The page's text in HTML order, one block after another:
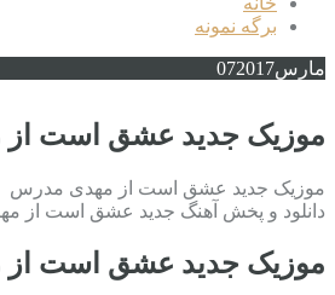
برگه نمونه
مارس 072017
موزیک جدید عشق است
موزیک جدید عشق است از مهدی مدرس
دانلود و پخش آهنگ جدید عشق است از
موزیک جدید عشق است